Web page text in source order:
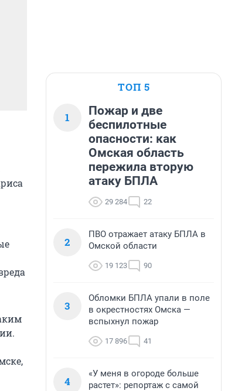
ТОП 5
1
Пожар и две
беспилотные
опасности: как
Омская область
пережила вторую
атаку БПЛА
29 284 22
2
ПВО отражает атаку БПЛА в
Омской области
19 123 90
3
Обломки БПЛА упали в поле
в окрестностях Омска —
вспыхнул пожар
17 896 41
4
«У меня в огороде больше
растет»: репортаж с самой